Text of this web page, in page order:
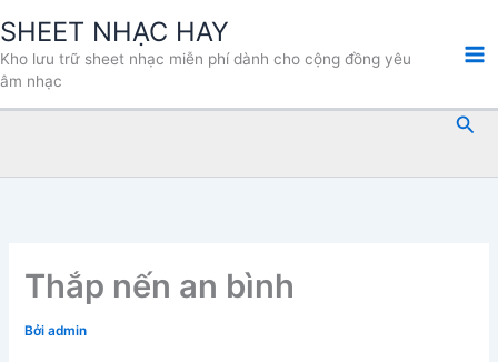
tới
nội
dung
SHEET NHẠC HAY
Kho lưu trữ sheet nhạc miễn phí dành cho cộng đồng yêu
âm nhạc
Tìm
Thắp nến an bình
Bởiadmin